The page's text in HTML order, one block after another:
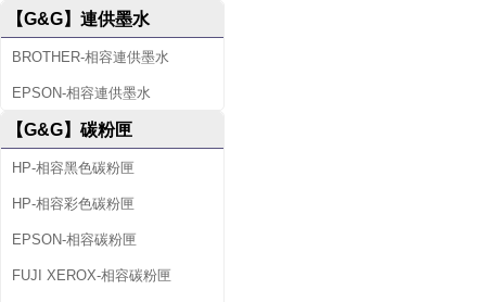
【G&G】連供墨水
BROTHER-相容連供墨水
EPSON-相容連供墨水
【G&G】碳粉匣
HP-相容黑色碳粉匣
HP-相容彩色碳粉匣
EPSON-相容碳粉匣
FUJI XEROX-相容碳粉匣